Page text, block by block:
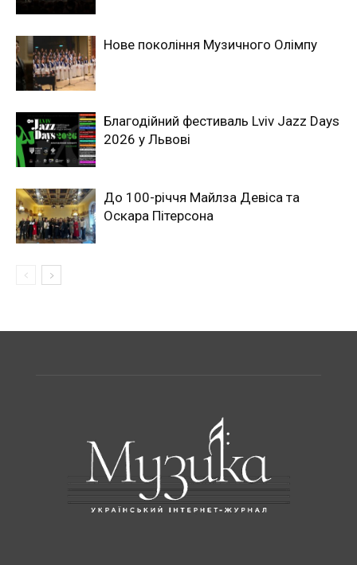
Новe покоління Музичного Олімпу
Благодійний фестиваль Lviv Jazz Days
2026 у Львові
До 100-річчя Майлза Девіса та
Оскара Пітерсона